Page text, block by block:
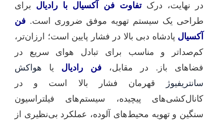
در نهایت، درکتفاوت فن آکسیال با رادیال برای
طراحی یک سیستم تهویه موفق ضروری است. فن
آکسیال پادشاه دبی بالا در فشار پایین است؛ ارزان‌تر،
کم‌صداتر و مناسب برای تبادل هوای سریع در
فضاهای باز. در مقابل، فن رادیال یا هواکش
سانتریفیوژ
قهرمان فشار بالا است و در
کانال‌کشی‌های پیچیده، سیستم‌های فیلتراسیون
سنگین و تهویه محیط‌های آلوده، عملکرد بی‌نظیری از